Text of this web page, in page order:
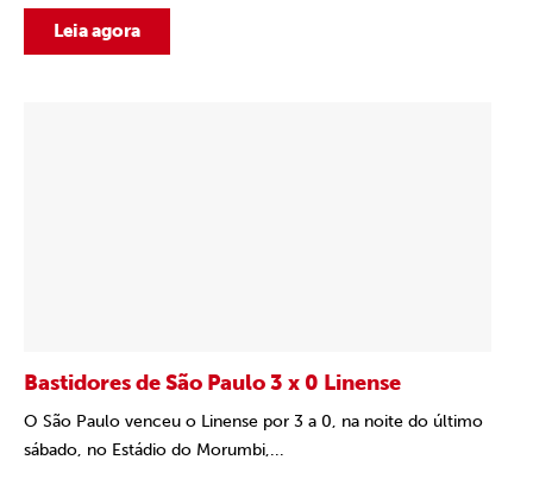
Leia agora
Bastidores de São Paulo 3 x 0 Linense
O São Paulo venceu o Linense por 3 a 0, na noite do último
sábado, no Estádio do Morumbi,...